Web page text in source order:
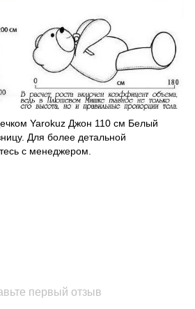
Yarokuz Джон 110 см Белый
Для более детальной
с менеджером.
первый отзыв